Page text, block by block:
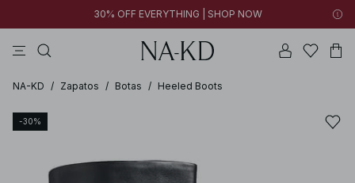
30% OFF EVERYTHING | SHOP NOW
NA-KD / Zapatos / Botas / Heeled Boots
-30%